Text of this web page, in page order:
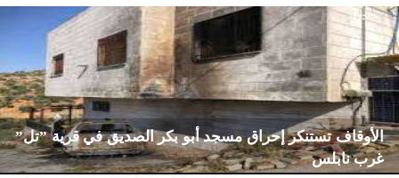
الأوقاف تستنكر إحراق مسجد أبو بكر الصديق في قرية ”تل”
غرب نابلس